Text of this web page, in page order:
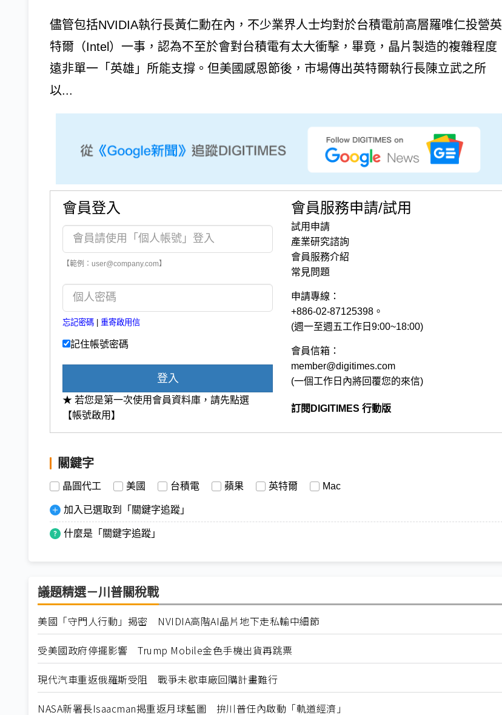
儘管包括NVIDIA執行長黃仁勳在內，不少業界人士均對於台積電前高層羅唯仁投營英
特爾（Intel）一事，認為不至於會對台積電有太大衝擊，畢竟，晶片製造的複雜程度
遠非單一「英雄」所能支撐。但美國感恩節後，市場傳出英特爾執行長陳立武之所
以...
會員登入
【範例：user@company.com】
忘記密碼 | 重寄啟用信
記住帳號密碼
登入
★ 若您是第一次使用會員資料庫，請先點選
【帳號啟用】
會員服務申請/試用
試用申請
產業研究諮詢
會員服務介紹
常見問題
申請專線：
+886-02-87125398。
(週一至週五工作日9:00~18:00)
會員信箱：
member@digitimes.com
(一個工作日內將回覆您的來信)
訂閱DIGITIMES 行動版
關鍵字
晶圓代工 美國 台積電 蘋果 英特爾 Mac
加入已選取到「關鍵字追蹤」
什麼是「關鍵字追蹤」
議題精選－川普關稅戰
美國「守門人行動」揭密 NVIDIA高階AI晶片地下走私輸中細節
受美國政府停擺影響 Trump Mobile金色手機出貨再跳票
現代汽車重返俄羅斯受阻 戰爭未歇車廠回購計畫難行
NASA新署長Isaacman揭重返月球藍圖 拚川普任內啟動「軌道經濟」